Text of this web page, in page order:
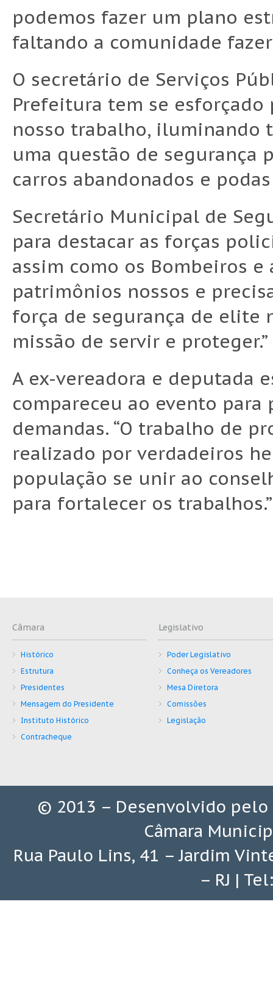
podemos fazer um plano
faltando a comunidade fazer
O secretário de Serviços
Prefeitura tem se esforçado
nosso trabalho, iluminando
uma questão de segurança
carros abandonados e podas
Secretário Municipal de
para destacar as forças
assim como os Bombeiros e
patrimônios nossos e
força de segurança de elite
missão de servir e proteger.”
A ex-vereadora e deputada
compareceu ao evento
demandas. “O trabalho de
realizado por verdadeiros
população se unir ao
para fortalecer os trabalhos.”
Câmara
Histórico
Estrutura
Presidentes
Mensagem do Presidente
Instituto Histórico
Contracheque
Legislativo
Poder Legislativo
Conheça os Vereadores
Mesa Diretora
Comissões
Legislação
© 2013 – Desenvolvido pelo
Câmara
Rua Paulo Lins, 41 – Jardim
– RJ |